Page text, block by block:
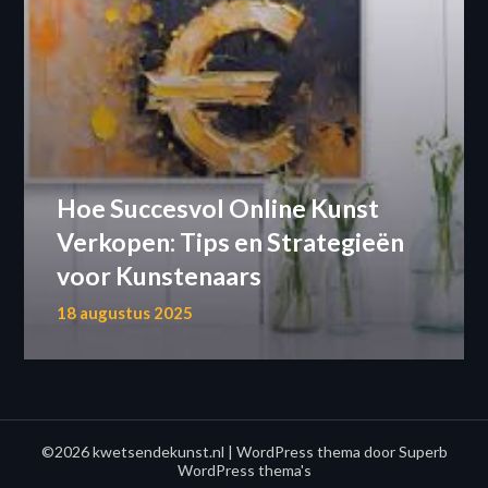
Hoe Succesvol Online Kunst
Verkopen: Tips en Strategieën
voor Kunstenaars
18 augustus 2025
©2026 kwetsendekunst.nl | WordPress thema doorSuperb
WordPress thema's